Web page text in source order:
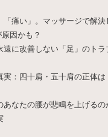
「痛い」。マッサージで解
因かも？
遠に改善しない「足」のト
実：四十肩・五十肩の正体
あなたの腰が悲鳴を上げるの